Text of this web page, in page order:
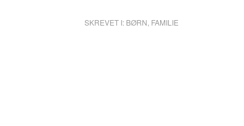
SKREVET I: BØRN FAMILIE